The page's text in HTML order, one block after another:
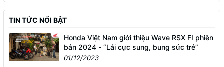
TIN TỨC NỔI BẬT
Honda Việt Nam giới thiệu Wave RSX FI phiên
bản 2024 - “Lái cực sung, bung sức trẻ”
01/12/2023